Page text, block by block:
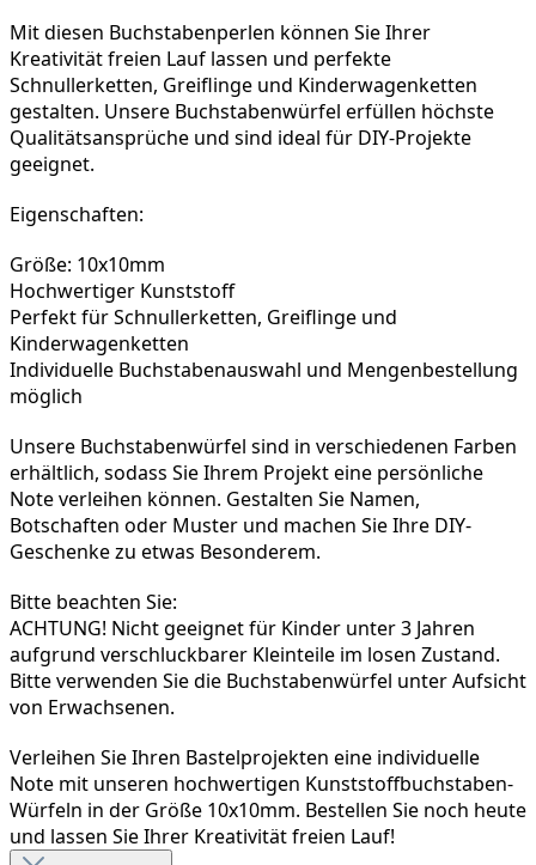
Mit diesen Buchstabenperlen können Sie Ihrer
Kreativität freien Lauf lassen und perfekte
Schnullerketten, Greiflinge und Kinderwagenketten
gestalten. Unsere Buchstabenwürfel erfüllen höchste
Qualitätsansprüche und sind ideal für DIY-Projekte
geeignet.
Eigenschaften:
Größe: 10x10mm
Hochwertiger Kunststoff
Perfekt für Schnullerketten, Greiflinge und
Kinderwagenketten
Individuelle Buchstabenauswahl und Mengenbestellung
möglich
Unsere Buchstabenwürfel sind in verschiedenen Farben
erhältlich, sodass Sie Ihrem Projekt eine persönliche
Note verleihen können. Gestalten Sie Namen,
Botschaften oder Muster und machen Sie Ihre DIY-
Geschenke zu etwas Besonderem.
Bitte beachten Sie:
ACHTUNG! Nicht geeignet für Kinder unter 3 Jahren
aufgrund verschluckbarer Kleinteile im losen Zustand.
Bitte verwenden Sie die Buchstabenwürfel unter Aufsicht
von Erwachsenen.
Verleihen Sie Ihren Bastelprojekten eine individuelle
Note mit unseren hochwertigen Kunststoffbuchstaben-
Würfeln in der Größe 10x10mm. Bestellen Sie noch heute
und lassen Sie Ihrer Kreativität freien Lauf!